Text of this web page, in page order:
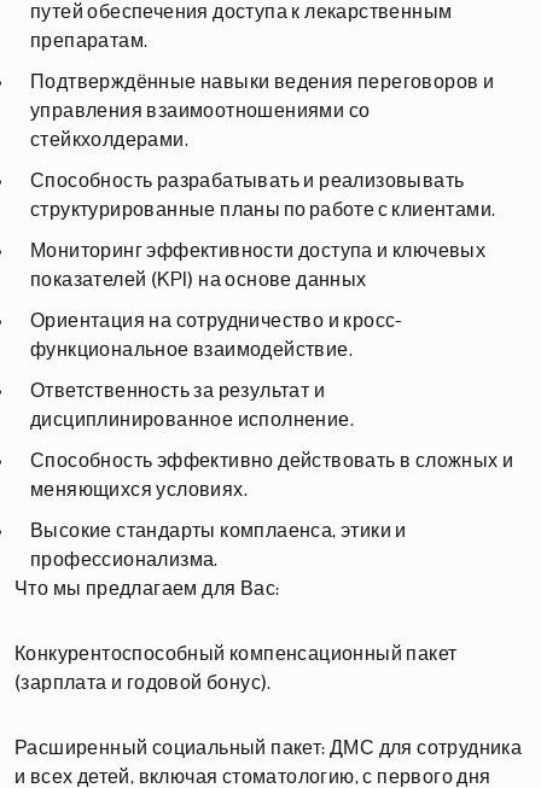
путей обеспечения доступа к лекарственным
препаратам.
Подтверждённые навыки ведения переговоров и
управления взаимоотношениями со
стейкхолдерами.
Способность разрабатывать и реализовывать
структурированные планы по работе с клиентами.
Мониторинг эффективности доступа и ключевых
показателей (KPI) на основе данных
Ориентация на сотрудничество и кросс-
функциональное взаимодействие.
Ответственность за результат и
дисциплинированное исполнение.
Способность эффективно действовать в сложных и
меняющихся условиях.
Высокие стандарты комплаенса, этики и
профессионализма.
Что мы предлагаем для Вас:
Конкурентоспособный компенсационный пакет
(зарплата и годовой бонус).
Расширенный социальный пакет: ДМС для сотрудника
и всех детей, включая стоматологию, с первого дня